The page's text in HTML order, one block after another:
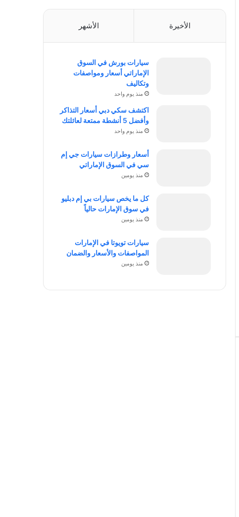
الأخيرة الأشهر
سيارات بورش في السوق
الإماراتي أسعار ومواصفات
وتكاليف
منذ يوم واحد
اكتشف سكي دبي أسعار التذاكر
وأفضل 5 أنشطة ممتعة لعائلتك
منذ يوم واحد
أسعار وطرازات سيارات جي إم
سي في السوق الإماراتي
منذ يومين
كل ما يخص سيارات بي إم دبليو
في سوق الإمارات حالياً
منذ يومين
سيارات تويوتا في الإمارات
المواصفات والأسعار والضمان
منذ يومين